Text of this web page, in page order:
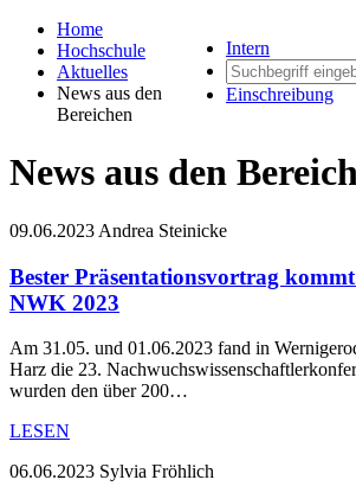
Intern
Einschreibung
Home
Hochschule
Aktuelles
News aus den
Bereichen
News aus den
09.06.2023 Andrea Steinicke
Bester Präsentationsvortrag
NWK 2023
Am 31.05. und 01.06.2023 fand in
Harz die 23.
wurden den über 200…
LESEN
06.06.2023 Sylvia Fröhlich